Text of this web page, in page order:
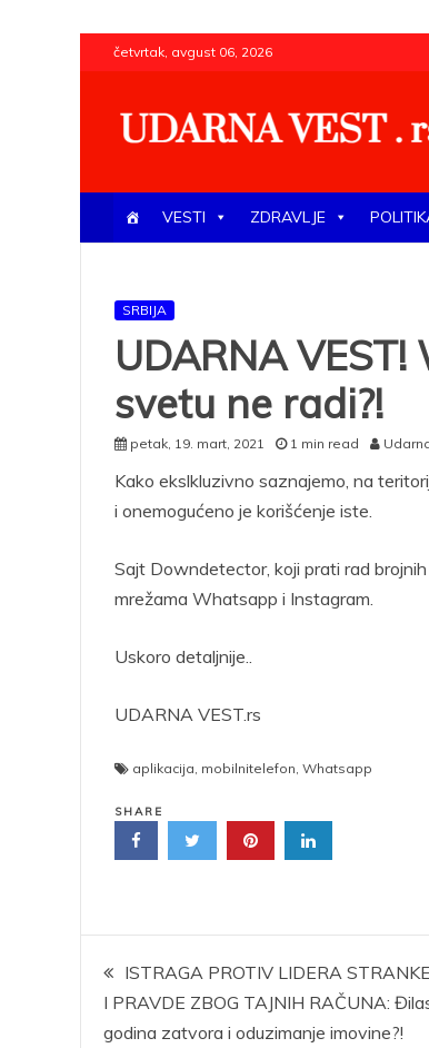
to
content
četvrtak, avgust 06, 2026
VESTI ZDRAVLJE
SRBIJA
UDARNA
svetu ne radi?!
petak, 19. mart, 2021 1 min read
Kako ekslkluzivno saznajemo, na
i onemogućeno je korišćenje iste.
Sajt Downdetector, koji prati rad
mrežama Whatsapp i Instagram.
Uskoro detaljnije..
UDARNA VEST.rs
aplikacija, mobilnitelefon, Whatsapp
SHARE
Kretanje
članka
ISTRAGA PROTIV LIDERA
I PRAVDE ZBOG TAJNIH RAČUNA:
godina zatvora i oduzimanje imovine?!